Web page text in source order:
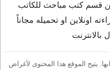
من قسم كتب مباحث للكاتب
اونلاين او تحميله مجاناً
يتيح الموقع هذا المحتوى لأغراض